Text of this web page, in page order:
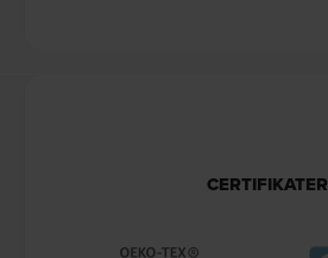
CERTIFIKATER